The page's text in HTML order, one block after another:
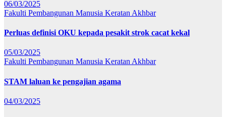
06/03/2025
Fakulti Pembangunan Manusia Keratan Akhbar
Perluas definisi OKU kepada pesakit strok cacat kekal
05/03/2025
Fakulti Pembangunan Manusia Keratan Akhbar
STAM laluan ke pengajian agama
04/03/2025